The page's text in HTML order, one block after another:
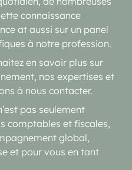
connaissance
at aussi sur un panel
à notre profession.
en savoir plus sur
nos expertises et
à nous contacter.
pas seulement
comptables et fiscales,
global,
et pour vous en tant